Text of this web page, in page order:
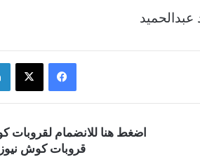
عبدالحميد
فيسبوك ‫X
اضغط هنا للانضمام
قروبات كوش نيوز